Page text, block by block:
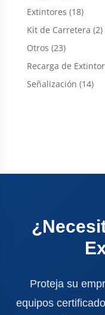
productos
Extintores 1818
Kit de Carretera 22
Otros 2323
productos
Recarga de
Señalización 1414
Proteja su
equipos